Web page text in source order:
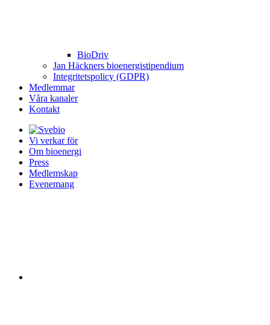
BioDriv
Jan Häckners bioenergistipendium
Integritetspolicy (GDPR)
Medlemmar
Våra kanaler
Kontakt
Vi verkar för
Om bioenergi
Press
Medlemskap
Evenemang